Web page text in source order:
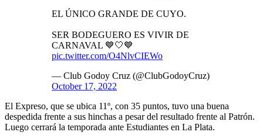
EL ÚNICO GRANDE DE CUYO.
SER BODEGUERO ES VIVIR DE
CARNAVAL 💙🤍💙
pic.twitter.com/O4NlvCIEWo
— Club Godoy Cruz (@ClubGodoyCruz)
October 17, 2022
El Expreso, que se ubica 11º, con 35 puntos, tuvo una buena
despedida frente a sus hinchas a pesar del resultado frente al Patrón.
Luego cerrará la temporada ante Estudiantes en La Plata.